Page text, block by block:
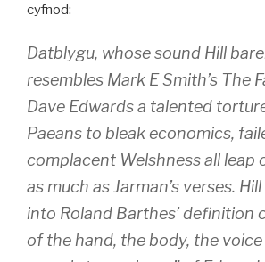
cyfnod:
Datblygu, whose sound Hill
resembles Mark E Smith’s The
Dave Edwards a talented
Paeans to bleak economics,
complacent Welshness all leap
as much as Jarman’s verses.
into Roland Barthes’ definition
of the hand, the body, the voice